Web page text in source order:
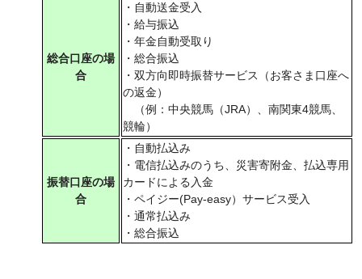
総合口座の場
合
・自動送金受入
・給与振込
・年金自動受取り
・総合振込
・双方向即時振替サービス（お客さま口座へ
の返金）
（例：中央競馬（JRA）、南関東4競馬、
競輪）
振替口座の場
合
・自動払込み
・電信払込みのうち、災害寄附金、払込専用
カードによる入金
・ペイジー(Pay-easy）サービス受入
・通常払込み
・総合振込